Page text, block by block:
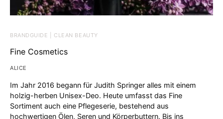
BRANDGUIDE | CLEAN BEAUTY
Fine Cosmetics
ALICE
Im Jahr 2016 begann für Judith Springer alles mit einem
holzig-herben Unisex-Deo. Heute umfasst das Fine
Sortiment auch eine Pflegeserie, bestehend aus
hochwertigen Ölen, Seren und Körperbuttern. Bis ins